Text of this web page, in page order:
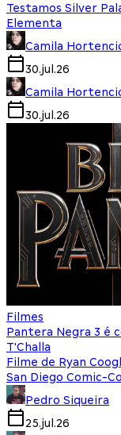
Testamos Silver
Elementa
Camila
30.jul.26
Camila
30.jul.26
Filmes
Pantera Negra 3 é
T'Challa
Filme de Ryan
San Diego Comic-
Pedro Siqueira
25.jul.26